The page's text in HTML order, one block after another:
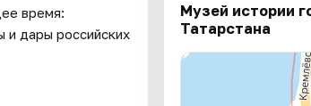
время:
и дары российских
Музей истории
Татарстана